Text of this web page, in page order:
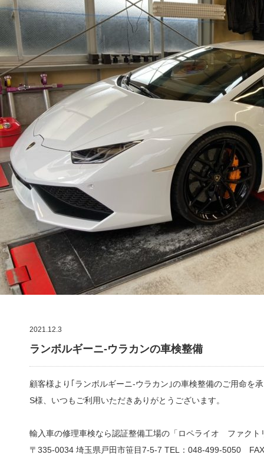
2021.12.3
ランボルギーニ-ウラカンの車検整備
顧客様より｢ランボルギーニ-ウラカン｣の車検整備のご用命を
S様、いつもご利用いただきありがとうございます。
輸入車の修理車検なら認証整備工場の「ロペライオ ファクト
〒335-0034 埼玉県戸田市笹目7-5-7 TEL：048-499-5050